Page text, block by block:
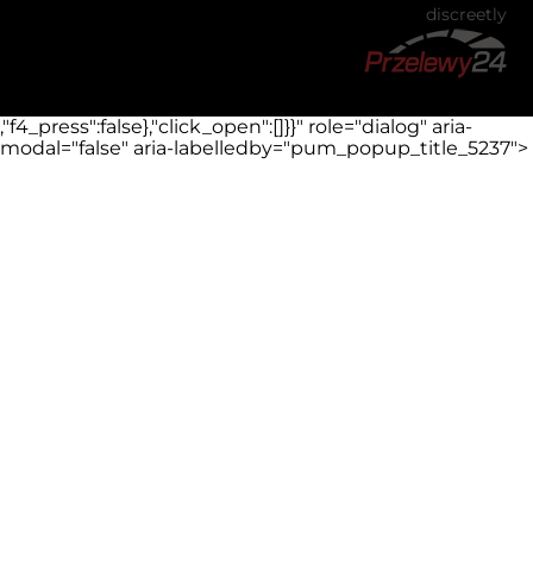
discreetly
,"f4_press":false},"click_open":[]}}" role="dialog" aria-
modal="false" aria-labelledby="pum_popup_title_5237">